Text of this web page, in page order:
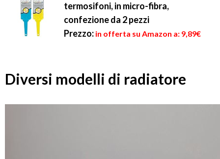
termosifoni, in micro-fibra,
confezione da 2 pezzi
Prezzo: in offerta su Amazon a: 9,89€
Diversi modelli di radiatore